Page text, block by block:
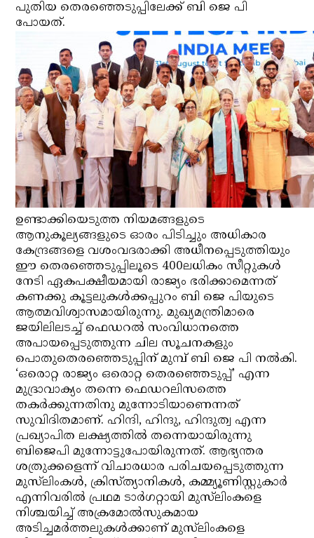
പുതിയ തെരഞ്ഞെടുപ്പിലേക്ക് ബി ജെ പി
പോയത്.
ഉണ്ടാക്കിയെടുത്ത നിയമങ്ങളുടെ
ആനുകൂല്യങ്ങളുടെ ഓരം പിടിച്ചും അധികാര
കേന്ദ്രങ്ങളെ വശംവദരാക്കി അധീനപ്പെടുത്തിയും
ഈ തെരഞ്ഞെടുപ്പിലൂടെ 400ലധികം സീറ്റുകള്‍
നേടി ഏകപക്ഷീയമായി രാജ്യം ഭരിക്കാമെന്നത്
കണക്കു കൂട്ടലുകള്‍ക്കപ്പുറം ബി ജെ പിയുടെ
ആത്മവിശ്വാസമായിരുന്നു. മുഖ്യമന്ത്രിമാരെ
ജയിലിലടച്ച് ഫെഡറല്‍ സംവിധാനത്തെ
അപായപ്പെടുത്തുന്ന ചില സൂചനകളും
പൊതുതെരഞ്ഞെടുപ്പിന് മുമ്പ് ബി ജെ പി നല്‍കി.
‘ഒരൊറ്റ രാജ്യം ഒരൊറ്റ തെരഞ്ഞെടുപ്പ്’ എന്ന
മുദ്രാവാക്യം തന്നെ ഫെഡറലിസത്തെ
തകര്‍ക്കുന്നതിനു മുന്നോടിയാണെന്നത്
സുവിദിതമാണ്. ഹിന്ദി, ഹിന്ദു, ഹിന്ദുത്വ എന്ന
പ്രഖ്യാപിത ലക്ഷ്യത്തില്‍ തന്നെയായിരുന്നു
ബിജെപി മുന്നോട്ടുപോയിരുന്നത്. ആഭ്യന്തര
ശത്രുക്കളെന്ന് വിചാരധാര പരിചയപ്പെടുത്തുന്ന
മുസ്‌ലിംകള്‍, ക്രിസ്ത്യാനികള്‍, കമ്മ്യൂണിസ്റ്റുകാര്‍
എന്നിവരില്‍ പ്രഥമ ടാര്‍ഗറ്റായി മുസ്‌ലിംകളെ
നിശ്ചയിച്ച് അക്രമോല്‍സുകമായ
അടിച്ചമര്‍ത്തലുകള്‍ക്കാണ് മുസ്‌ലിംകളെ